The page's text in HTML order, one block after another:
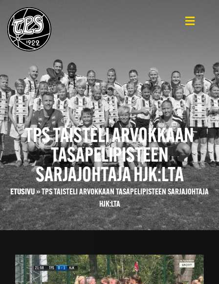
TPS TAISTELI ARVOKKAAN
TASAPELIPISTEEN
SARJAJOHTAJA HJK:LTA
ETUSIVU»TPS TAISTELI ARVOKKAAN TASAPELIPISTEEN SARJAJOHTAJA
HJK:LTA